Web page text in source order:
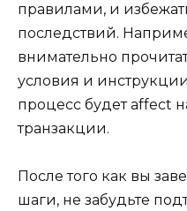
правилами, и
последствий.
внимательно
условия и
процесс будет affect
транзакции.
После того как вы
шаги, не забудьте